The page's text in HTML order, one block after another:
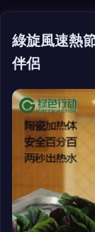
綠旋風速熱
伴侶